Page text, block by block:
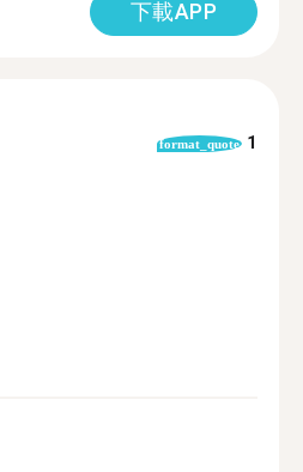
下載APP
format_quote 1